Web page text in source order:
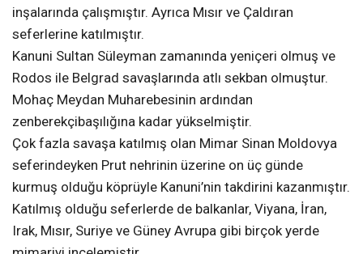
inşalarında çalışmıştır. Ayrıca Mısır ve Çaldıran
seferlerine katılmıştır.
Kanuni Sultan Süleyman zamanında yeniçeri olmuş ve
Rodos ile Belgrad savaşlarında atlı sekban olmuştur.
Mohaç Meydan Muharebesinin ardından
zenberekçibaşılığına kadar yükselmiştir.
Çok fazla savaşa katılmış olan Mimar Sinan Moldovya
seferindeyken Prut nehrinin üzerine on üç günde
kurmuş olduğu köprüyle Kanuni’nin takdirini kazanmıştır.
Katılmış olduğu seferlerde de balkanlar, Viyana, İran,
Irak, Mısır, Suriye ve Güney Avrupa gibi birçok yerde